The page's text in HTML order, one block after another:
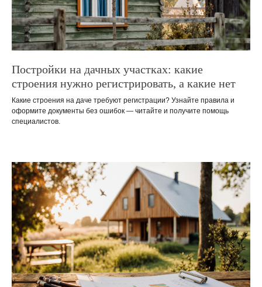
Постройки на дачных участках: какие
строения нужно регистрировать, а какие нет
Какие строения на даче требуют регистрации? Узнайте правила и
оформите документы без ошибок — читайте и получите помощь
специалистов.